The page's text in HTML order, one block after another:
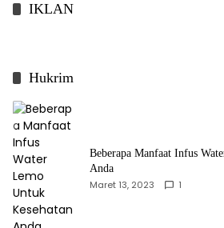
IKLAN
Hukrim
Beberapa Manfaat Infus
Anda
Maret 13, 2023 1